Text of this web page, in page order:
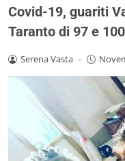
Covid-19, guariti
Taranto di 97 e
Serena Vasta -